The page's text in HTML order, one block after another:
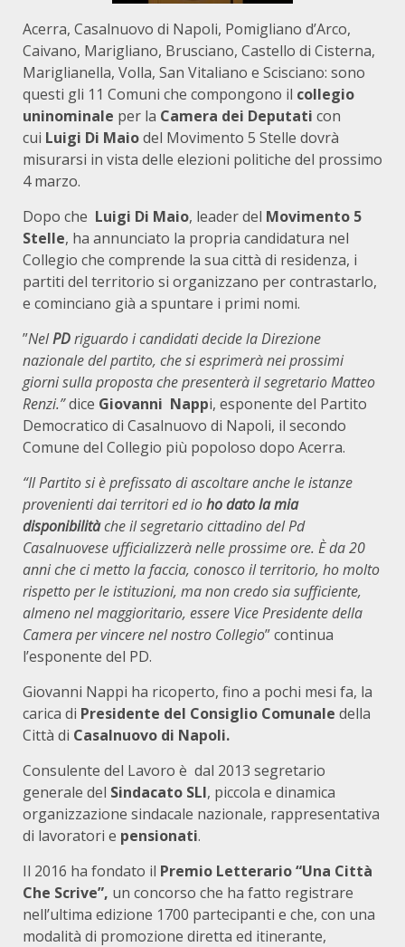
Acerra, Casalnuovo di Napoli, Pomigliano d’Arco,
Caivano, Marigliano, Brusciano, Castello di Cisterna,
Mariglianella, Volla, San Vitaliano e Scisciano: sono
questi gli 11 Comuni che compongono il collegio
uninominale per la Camera dei Deputati con
cui Luigi Di Maiodel Movimento 5 Stelle dovrà
misurarsi in vista delle elezioni politiche del prossimo
4 marzo.
Dopo che Luigi Di Maio, leader del Movimento 5
Stelle, ha annunciato la propria candidatura nel
Collegio che comprende la sua città di residenza, i
partiti del territorio si organizzano per contrastarlo,
e cominciano già a spuntare i primi nomi.
”NelPDriguardo i candidati decide la Direzione
nazionale del partito, che si esprimerà nei prossimi
giorni sulla proposta che presenterà il segretario Matteo
Renzi.”dice Giovanni Nappi, esponente del Partito
Democratico di Casalnuovo di Napoli, il secondo
Comune del Collegio più popoloso dopo Acerra.
“Il Partito si è prefissato di ascoltare anche le istanze
provenienti dai territori ed ioho dato la mia
disponibilitàche il segretario cittadino del Pd
Casalnuovese ufficializzerà nelle prossime ore. È da 20
anni che ci metto la faccia, conosco il territorio, ho molto
rispetto per le istituzioni, ma non credo sia sufficiente,
almeno nel maggioritario, essere Vice Presidente della
Camera per vincere nel nostro Collegio” continua
l’esponente del PD.
Giovanni Nappi ha ricoperto, fino a pochi mesi fa, la
carica di Presidente del Consiglio Comunale della
Città di Casalnuovo di Napoli.
Consulente del Lavoro è dal 2013 segretario
generale del Sindacato SLI, piccola e dinamica
organizzazione sindacale nazionale, rappresentativa
di lavoratori e pensionati.
Il 2016 ha fondato il Premio Letterario “Una Città
Che Scrive”, un concorso che ha fatto registrare
nell’ultima edizione 1700 partecipanti e che, con una
modalità di promozione diretta ed itinerante,